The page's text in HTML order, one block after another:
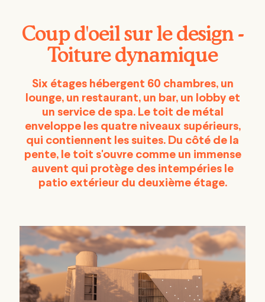
Coup d'oeil sur le design -
Toiture dynamique
Six étages hébergent 60 chambres, un
lounge, un restaurant, un bar, un lobby et
un service de spa. Le toit de métal
enveloppe les quatre niveaux supérieurs,
qui contiennent les suites. Du côté de la
pente, le toit s'ouvre comme un immense
auvent qui protège des intempéries le
patio extérieur du deuxième étage.